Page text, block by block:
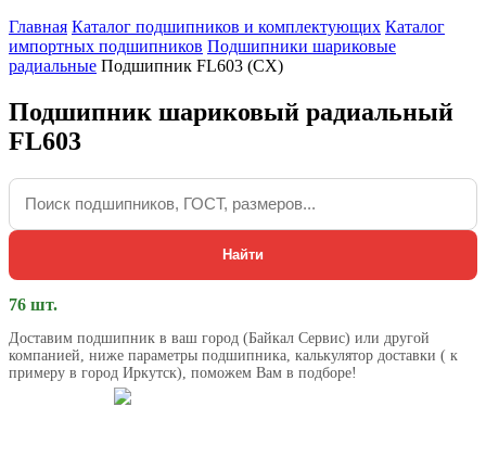
Главная Каталог подшипников и комплектующих Каталог
импортных подшипников Подшипники шариковые
радиальные Подшипник FL603 (CX)
Подшипник шариковый радиальный
FL603
Найти
76 шт.
Доставим подшипник в ваш город (Байкал Сервис) или другой
компанией, ниже параметры подшипника, калькулятор доставки ( к
примеру в город Иркутск), поможем Вам в подборе!